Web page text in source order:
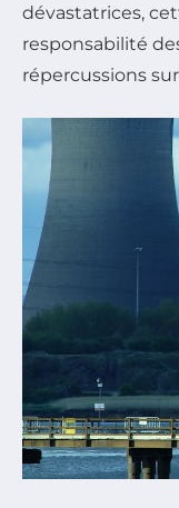
dévastatrices,
responsabilité
répercussions